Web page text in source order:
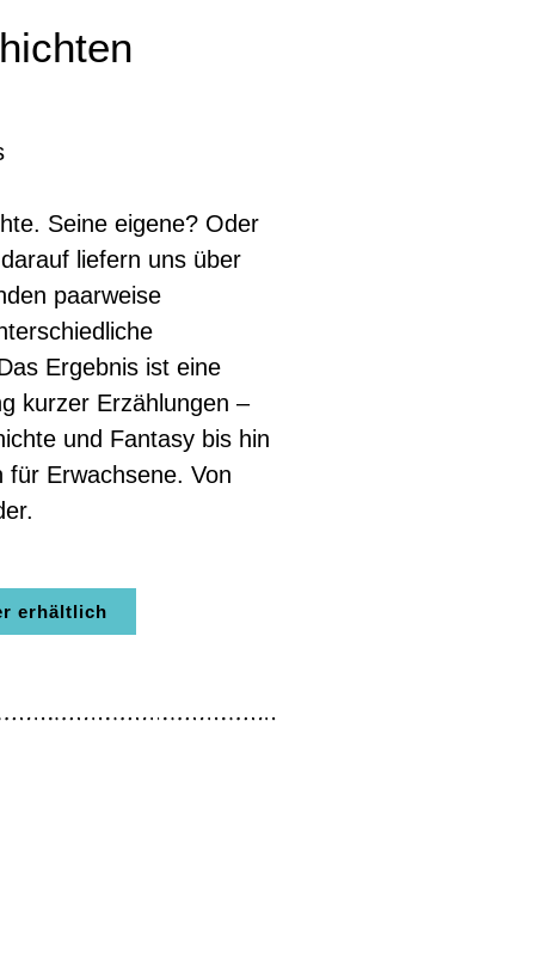
Seine eigene? Oder
liefern uns über
paarweise
Ergebnis ist eine
kurzer Erzählungen –
und Fantasy bis hin
für Erwachsene. Von
erhältlich